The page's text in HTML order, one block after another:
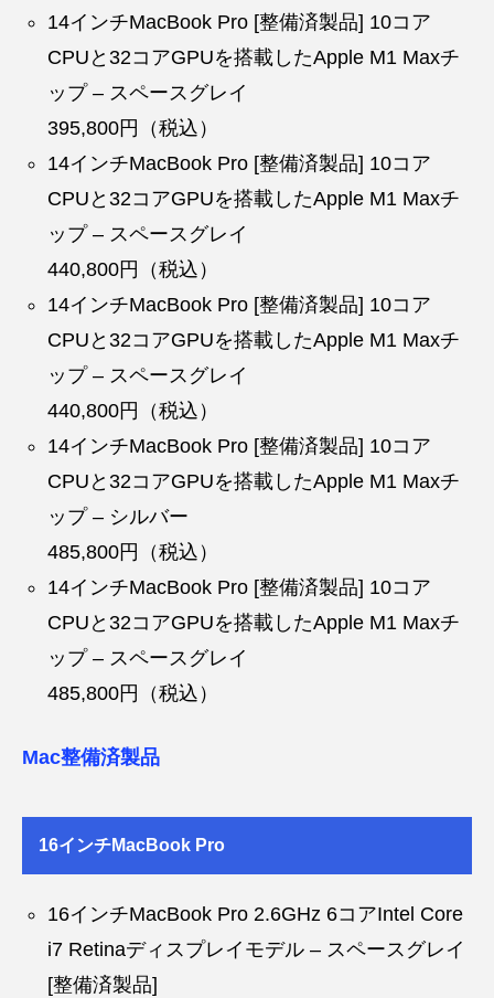
14インチMacBook Pro [整備済製品] 10コア
CPUと32コアGPUを搭載したApple M1 Maxチ
ップ – スペースグレイ
395,800円（税込）
14インチMacBook Pro [整備済製品] 10コア
CPUと32コアGPUを搭載したApple M1 Maxチ
ップ – スペースグレイ
440,800円（税込）
14インチMacBook Pro [整備済製品] 10コア
CPUと32コアGPUを搭載したApple M1 Maxチ
ップ – スペースグレイ
440,800円（税込）
14インチMacBook Pro [整備済製品] 10コア
CPUと32コアGPUを搭載したApple M1 Maxチ
ップ – シルバー
485,800円（税込）
14インチMacBook Pro [整備済製品] 10コア
CPUと32コアGPUを搭載したApple M1 Maxチ
ップ – スペースグレイ
485,800円（税込）
Mac整備済製品
16インチMacBook Pro
16インチMacBook Pro 2.6GHz 6コアIntel Core
i7 Retinaディスプレイモデル – スペースグレイ
[整備済製品]